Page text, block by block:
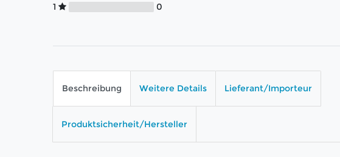
1
0
Beschreibung Weitere Details Lieferant/Importeur
Produktsicherheit/Hersteller